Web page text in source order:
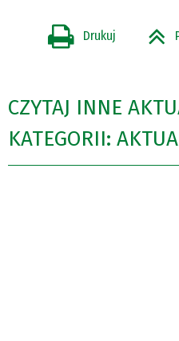
Drukuj
CZYTAJ INNE
KATEGORII: